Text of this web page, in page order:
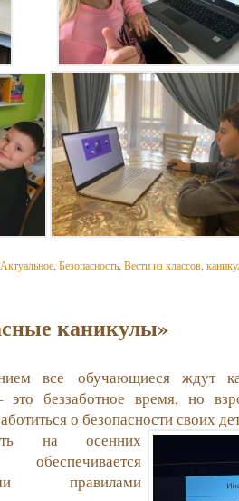
Актуальное Безопасность Вести из классов
каникулы»
все обучающиеся ждут
это беззаботное время, но
о безопасности своих
на осенних
обеспечивается
правилами